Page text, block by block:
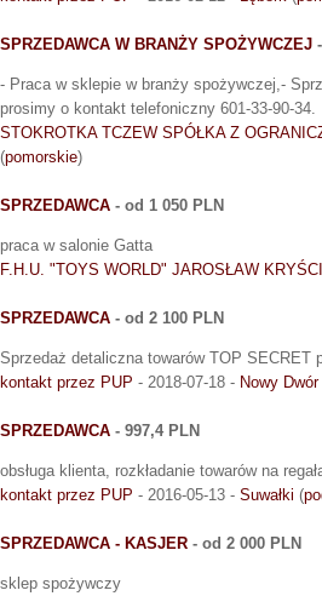
SPRZEDAWCA W BRANŻY SPOŻYWCZEJ
- Praca w sklepie w branży spożywczej,-
prosimy o kontakt telefoniczny 601-33-90-34.
STOKROTKA TCZEW SPÓŁKA Z
(pomorskie)
SPRZEDAWCA - od 1 050 PLN
praca w salonie Gatta
F.H.U. "TOYS WORLD" JAROSŁAW
SPRZEDAWCA - od 2 100 PLN
Sprzedaż detaliczna towarów TOP
kontakt przez PUP - 2018-07-18 - Nowy
SPRZEDAWCA - 997,4 PLN
obsługa klienta, rozkładanie towarów na
kontakt przez PUP - 2016-05-13 - Suwałki (
SPRZEDAWCA - KASJER - od 2 000 PLN
sklep spożywczy